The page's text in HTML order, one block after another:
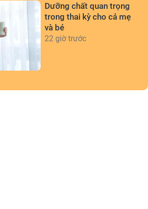
Dưỡng chất quan trọng
trong thai kỳ cho cả mẹ
và bé
22 giờ trước